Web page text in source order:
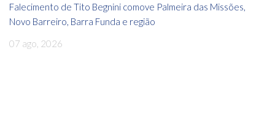
Falecimento de Tito Begnini comove Palmeira das Missões,
Novo Barreiro, Barra Funda e região
07 ago, 2026